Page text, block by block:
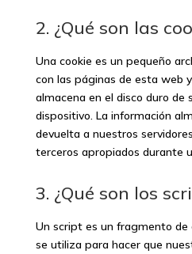
2. ¿Qué son las
Una cookie es un pequeño
con las páginas de esta web
almacena en el disco duro de
dispositivo. La información
devuelta a nuestros
terceros apropiados durante
3. ¿Qué son los
Un script es un fragmento de
se utiliza para hacer que